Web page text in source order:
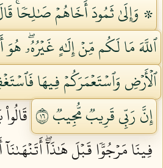
۞ وَإِلَىٰ ثَمُودَ أَخَاهُمۡ صَٰلِحٗاۚ
ٱللَّهَ مَا لَكُم مِّنۡ إِلَٰهٍ غَيۡرُهُۥۖ
ٱلۡأَرۡضِ وَٱسۡتَعۡمَرَكُمۡ فِيهَا
إِنَّ رَبِّي قَرِيبٞ مُّجِيبٞ ٦١
فِينَا مَرۡجُوّٗا قَبۡلَ هَٰذَآۖ